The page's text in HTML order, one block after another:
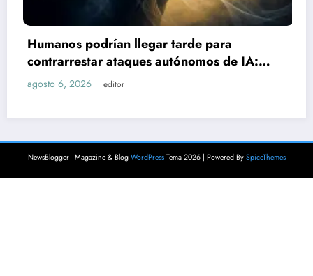
tarde para
autónomos de IA:
Sube a 21 el
explosión de pipa
agosto 6, 2026 editor
NewsBlogger - Magazine & BlogWordPressTema 2026 | Powered BySpiceThemes